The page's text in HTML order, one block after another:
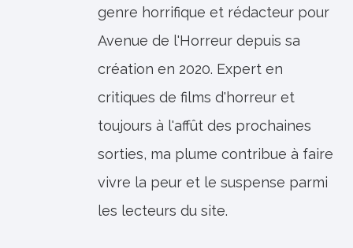
genre horrifique et rédacteur pour
Avenue de l'Horreur depuis sa
création en 2020. Expert en
critiques de films d'horreur et
toujours à l'affût des prochaines
sorties, ma plume contribue à faire
vivre la peur et le suspense parmi
les lecteurs du site.